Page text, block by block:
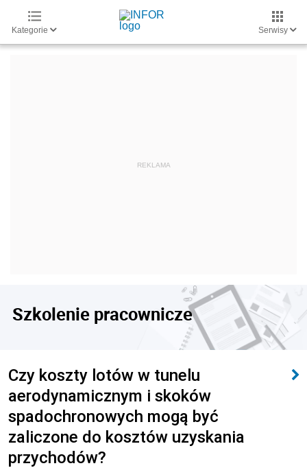
Kategorie Serwisy
Szkolenie pracownicze
Czy koszty lotów w tunelu
aerodynamicznym i skoków
spadochronowych mogą być
zaliczone do kosztów uzyskania
przychodów?